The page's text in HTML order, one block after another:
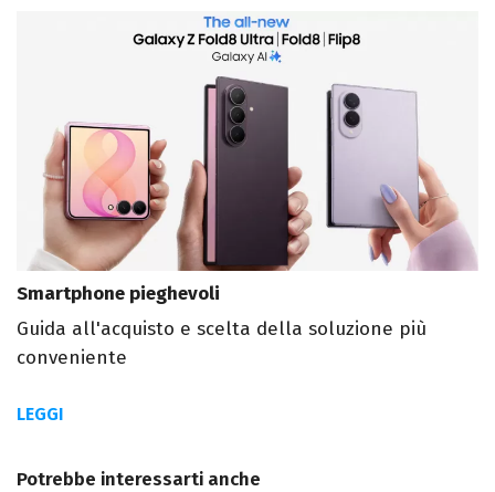
Smartphone pieghevoli
Guida all'acquisto e scelta della soluzione più
conveniente
LEGGI
Potrebbe interessarti anche